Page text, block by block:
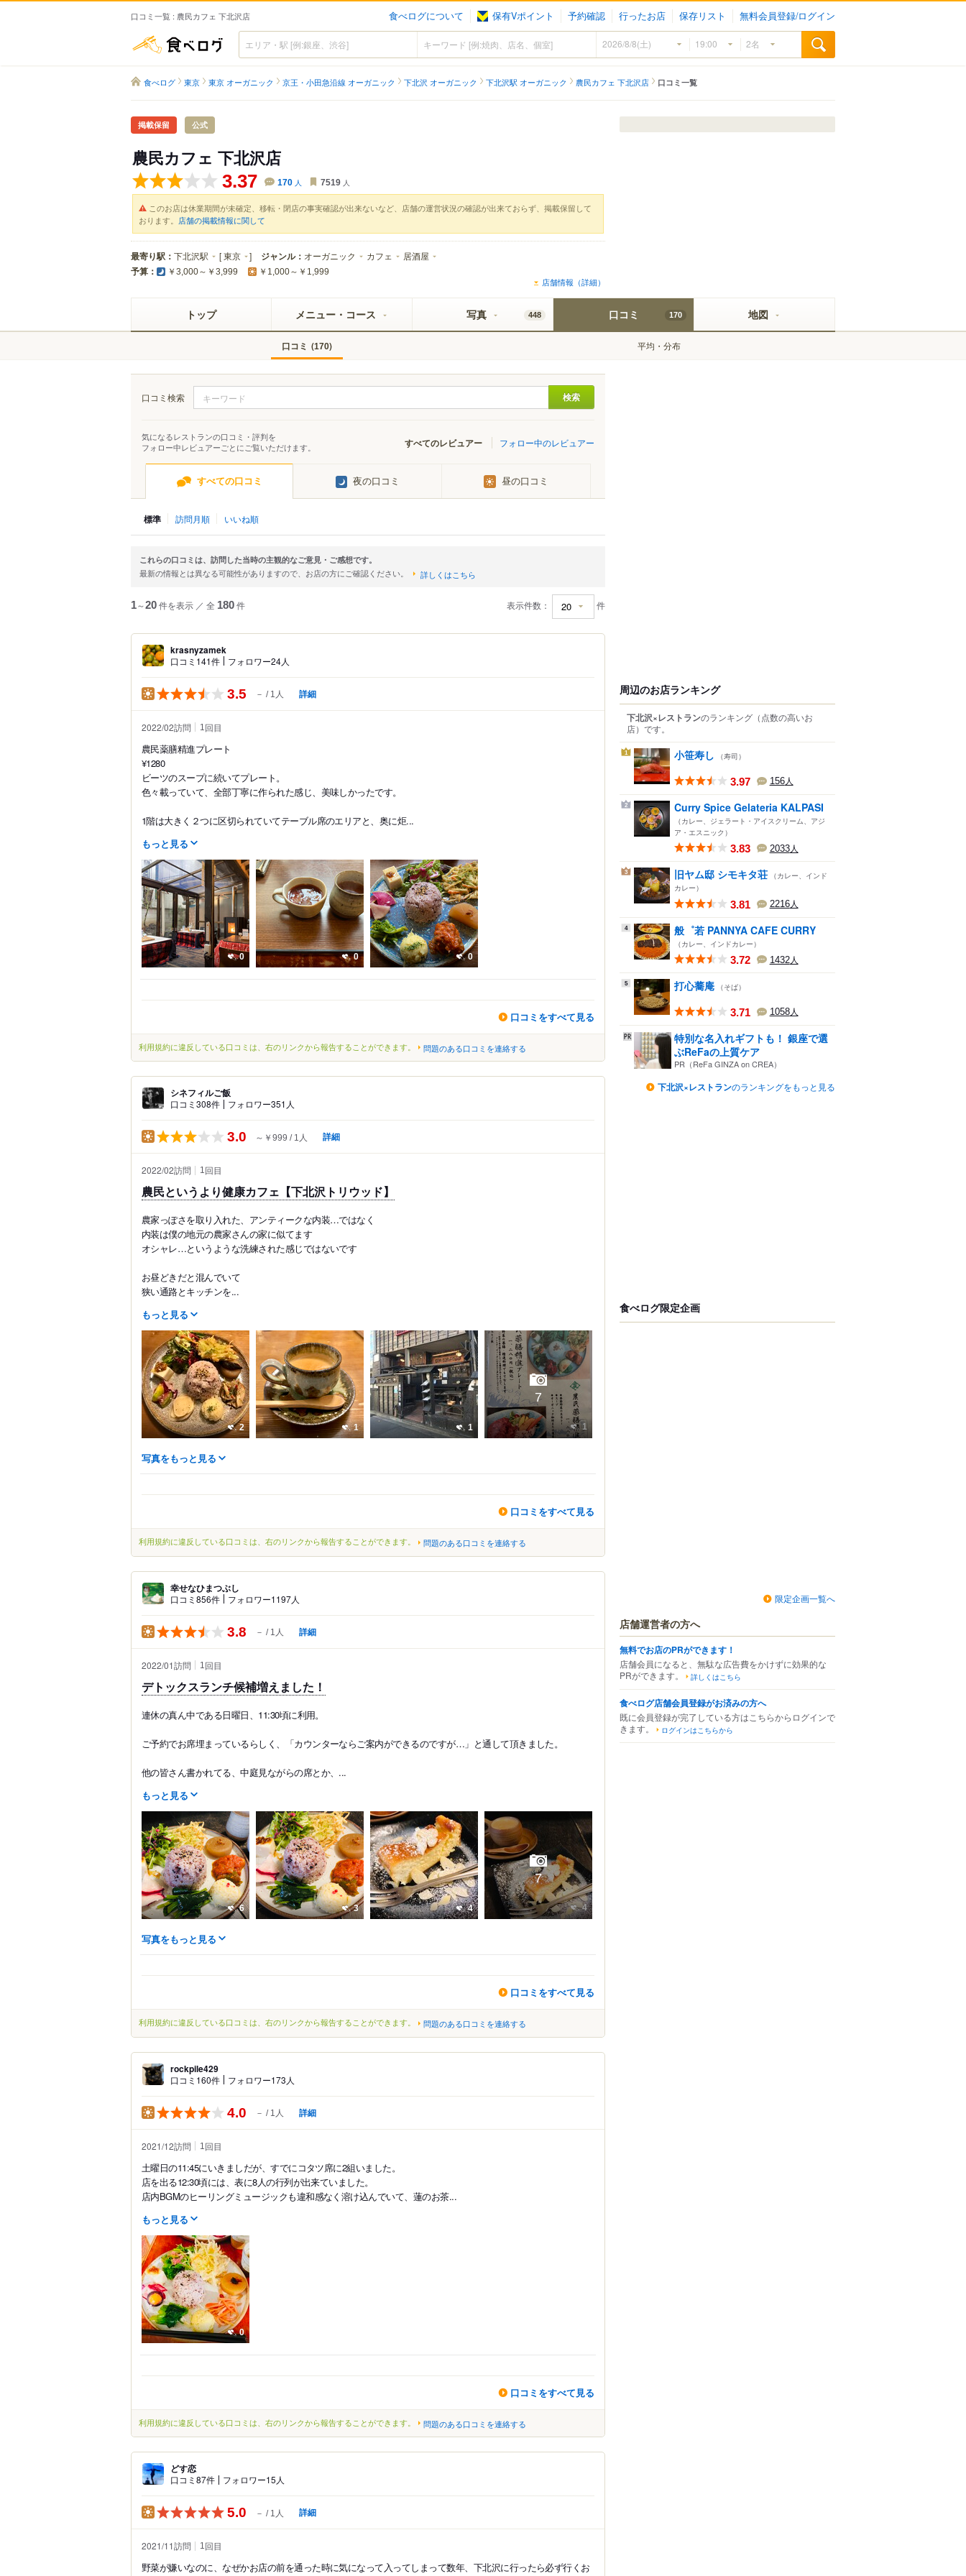
口コミ一覧 : 農民カフェ 下北沢店 食べログについて 保有Vポイント 予約確認 行ったお店 保存リスト 無料会員登録/ログイン
食べログ
食べログ 東京 東京 オーガニック 京王・小田急沿線 オーガニック 下北沢 オーガニック 下北沢駅 オーガニック 農民カフェ 下北沢店 口コミ一覧
掲載保留 公式
農民カフェ 下北沢店
3.37 170 人 7519 人
このお店は休業期間が未確定、移転・閉店の事実確認が出来ないなど、店舗の運営状況の確認が出来ておらず、掲載保留して
おります。 店舗の掲載情報に関して
最寄り駅： 下北沢駅 [東京 ] ジャンル： オーガニック カフェ 居酒屋
予算： ￥3,000～￥3,999 ￥1,000～￥1,999
店舗情報（詳細）
トップ メニュー・コース 写真 448 口コミ 170
口コミ (170) 平均・分布
地図
口コミ検索
気になるレストランの口コミ・評判を
フォロー中レビュアーごとにご覧いただけます。
すべてのレビュアー フォロー中のレビュアー
すべての口コミ 夜の口コミ 昼の口コミ
標準 訪問月順 いいね順
これらの口コミは、訪問した当時の主観的なご意見・ご感想です。
最新の情報とは異なる可能性がありますので、お店の方にご確認ください。 詳しくはこちら
1～20件を表示 ／ 全 180件 表示件数： 件
krasnyzamek
口コミ141件 フォロワー24人
3.5 － 1人 詳細
2022/02訪問 1 回目
農民薬膳精進プレート
¥1280
ビーツのスープに続いてプレート。
色々載っていて、全部丁寧に作られた感じ、美味しかったです。
1階は大きく２つに区切られていてテーブル席のエリアと、奥に炬...
もっと見る
0 0 0
口コミをすべて見る
利用規約に違反している口コミは、右のリンクから報告することができます。 問題のある口コミを連絡する
シネフィルご飯
口コミ308件 フォロワー351人
3.0 ～￥999 1人 詳細
2022/02訪問 1回目
農民というより健康カフェ【下北沢トリウッド】
農家っぽさを取り入れた、アンティークな内装…ではなく
内装は僕の地元の農家さんの家に似てます
オシャレ…というような洗練された感じではないです
お昼どきだと混んでいて
狭い通路とキッチンを...
もっと見る
2 1 1 1
7
写真をもっと見る
口コミをすべて見る
利用規約に違反している口コミは、右のリンクから報告することができます。 問題のある口コミを連絡する
幸せなひまつぶし
口コミ856件 フォロワー1197人
3.8 － 1人 詳細
2022/01訪問 1回目
デトックスランチ候補増えました！
連休の真ん中である日曜日、11:30頃に利用。
ご予約でお席埋まっているらしく、「カウンターならご案内ができるのですが…」と通して頂きました。
他の皆さん書かれてる、中庭見ながらの席とか、...
もっと見る
6 3 4 4
7
写真をもっと見る
口コミをすべて見る
利用規約に違反している口コミは、右のリンクから報告することができます。 問題のある口コミを連絡する
rockpile429
口コミ160件 フォロワー173人
4.0 － 1人 詳細
2021/12訪問 1 回目
土曜日の11:45にいきましだが、すでにコタツ席に2組いました。
店を出る12:30頃には、表に8人の行列が出来ていました。
店内BGMのヒーリングミュージックも違和感なく溶け込んでいて、蓮のお茶...
もっと見る
0
口コミをすべて見る
利用規約に違反している口コミは、右のリンクから報告することができます。 問題のある口コミを連絡する
どす恋
口コミ87件 フォロワー15人
5.0 － 1人 詳細
2021/11訪問 1回目
野菜が嫌いなのに、なぜかお店の前を通った時に気になって入ってしまって数年、下北沢に行ったら必ず行くお
周辺のお店ランキング
下北沢×レストランのランキング （点数の高いお
店） です。
1 小笹寿し （寿司）
3.97 156人
2 Curry Spice Gelateria KALPASI
（カレー、ジェラート・アイスクリーム、アジ
ア・エスニック）
3.83 2033人
3 旧ヤム邸 シモキタ荘 （カレー、インド
カレー）
3.81 2216人
4 般゜若 PANNYA CAFE CURRY
（カレー、インドカレー）
3.72 1432人
5 打心蕎庵 （そば）
3.71 1058人
特別な名入れギフトも！ 銀座で選
ぶReFaの上質ケア
PR（ReFa GINZA on CREA）
下北沢×レストランのランキングをもっと見る
食べログ限定企画
限定企画一覧へ
店舗運営者の方へ
無料でお店のPRができます！
店舗会員になると、無駄な広告費をかけずに効果的な
PRができます。
詳しくはこちら
食べログ店舗会員登録がお済みの方へ
既に会員登録が完了している方はこちらからログインで
きます。
ログインはこちらから